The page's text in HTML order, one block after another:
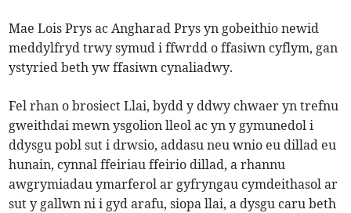
Mae Lois Prys ac Angharad Prys yn gobeithio newid
meddylfryd trwy symud i ffwrdd o ffasiwn cyflym, gan
ystyried beth yw ffasiwn cynaliadwy.
Fel rhan o brosiect Llai, bydd y ddwy chwaer yn trefnu
gweithdai mewn ysgolion lleol ac yn y gymunedol i
ddysgu pobl sut i drwsio, addasu neu wnio eu dillad eu
hunain, cynnal ffeiriau ffeirio dillad, a rhannu
awgrymiadau ymarferol ar gyfryngau cymdeithasol ar
sut y gallwn ni i gyd arafu, siopa llai, a dysgu caru beth